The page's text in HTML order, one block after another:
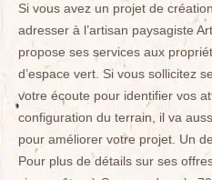
Si vous avez un projet de
adresser à l’artisan paysagiste
propose ses services aux
d’espace vert. Si vous sollicitez
votre écoute pour identifier vos
configuration du terrain, il va
pour améliorer votre projet. Un
Pour plus de détails sur ses